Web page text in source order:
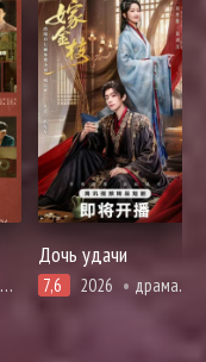
Дочь удачи
7,6 2026 драма, история, романтика, фэнтези